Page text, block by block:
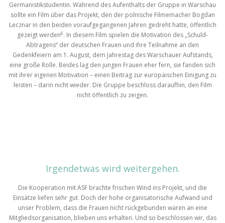
Germanistikstudentin. Während des Aufenthalts der Gruppe in Warschau
sollte ein Film über das Projekt, den der polnische Filmemacher Bogdan
Lecznar in den beiden voraufgegangenen Jahren gedreht hatte, öffentlich
gezeigt werden6. In diesem Film spielen die Motivation des „Schuld-
Abtragens“ der deutschen Frauen und ihre Teilnahme an den
Gedenkfeiern am 1. August, dem Jahrestag des Warschauer Aufstands,
eine große Rolle. Beides lag den jungen Frauen eher fern, sie fanden sich
mit ihrer eigenen Motivation – einen Beitrag zur europäischen Einigung zu
leisten – darin nicht wieder. Die Gruppe beschloss daraufhin, den Film
nicht öffentlich zu zeigen.
Irgendetwas wird weitergehen.
Die Kooperation mit ASF brachte frischen Wind ins Projekt, und die
Einsätze liefen sehr gut. Doch der hohe organisatorische Aufwand und
unser Problem, dass die Frauen nicht rückgebunden waren an eine
Mitgliedsorganisation, blieben uns erhalten. Und so beschlossen wir, das